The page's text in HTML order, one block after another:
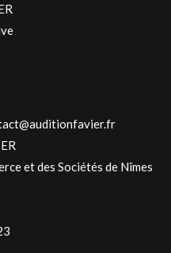
et des Sociétés de Nîmes